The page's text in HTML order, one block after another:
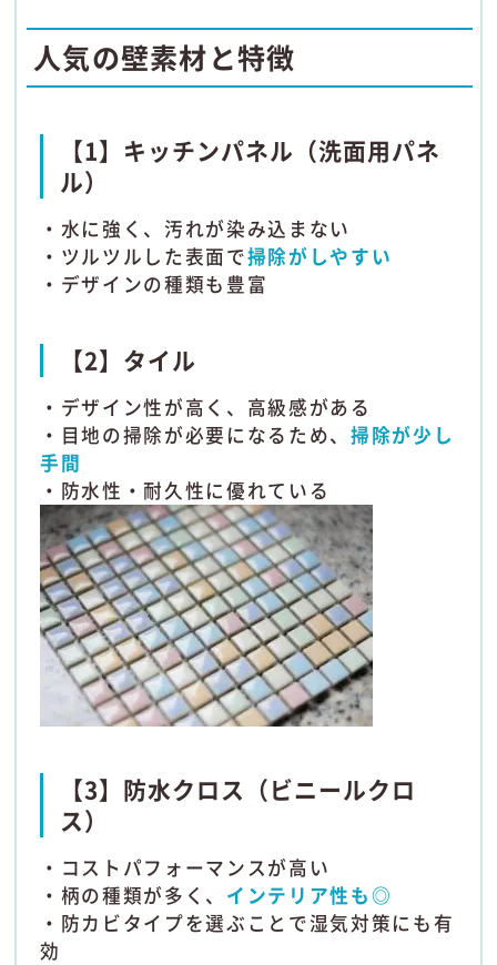
人気の壁素材と特徴
【1】キッチンパネル（洗面用パネ
ル）
・水に強く、汚れが染み込まない
・ツルツルした表面で掃除がしやすい
・デザインの種類も豊富
【2】タイル
・デザイン性が高く、高級感がある
・目地の掃除が必要になるため、 掃除が少し
手間
・防水性・耐久性に優れている
【3】防水クロス（ビニールクロ
ス）
・コストパフォーマンスが高い
・柄の種類が多く、 インテリア性も◎
・防カビタイプを選ぶことで湿気対策にも有
効